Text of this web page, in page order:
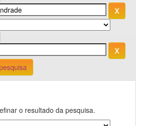
o resultado da pesquisa.